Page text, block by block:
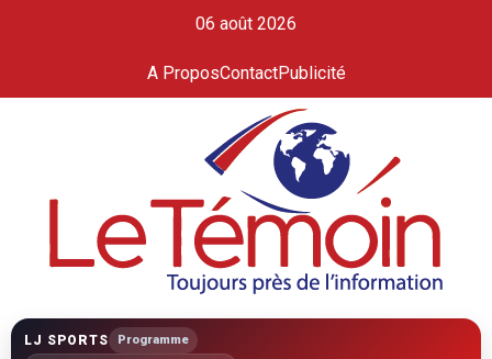
06 août 2026
A ProposContactPublicité
LJ SPORTS Programme